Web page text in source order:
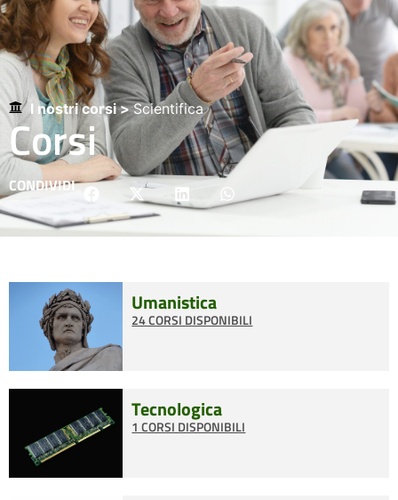
I nostri corsi >Scientifica
Corsi
CONDIVIDI
Umanistica
24 CORSI DISPONIBILI
Tecnologica
1 CORSI DISPONIBILI